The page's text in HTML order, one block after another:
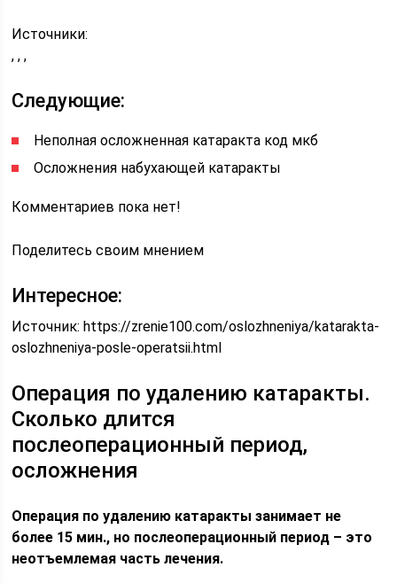
Источники:
, , ,
Следующие:
Неполная осложненная катаракта код мкб
Осложнения набухающей катаракты
Комментариев пока нет!
Поделитесь своим мнением
Интересное:
Источник:https://zrenie100.com/oslozhneniya/katarakta-
oslozhneniya-posle-operatsii.html
Операция по удалению катаракты.
Сколько длится
послеоперационный период,
осложнения
Операция по удалению катаракты занимает не
более 15 мин., но послеоперационный период – это
неотъемлемая часть лечения.